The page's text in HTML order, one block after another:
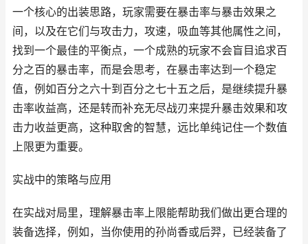
一个核心的出装思路，玩家需要在暴击率与暴击效果之
间，以及在它们与攻击力，攻速，吸血等其他属性之间，
找到一个最佳的平衡点，一个成熟的玩家不会盲目追求百
分之百的暴击率，而是会思考，在暴击率达到一个稳定
值，例如百分之六十到百分之七十五之后，是继续提升暴
击率收益高，还是转而补充无尽战刃来提升暴击效果和攻
击力收益更高，这种取舍的智慧，远比单纯记住一个数值
上限更为重要。
实战中的策略与应用
在实战对局里，理解暴击率上限能帮助我们做出更合理的
装备选择，例如，当你使用的孙尚香或后羿，已经装备了